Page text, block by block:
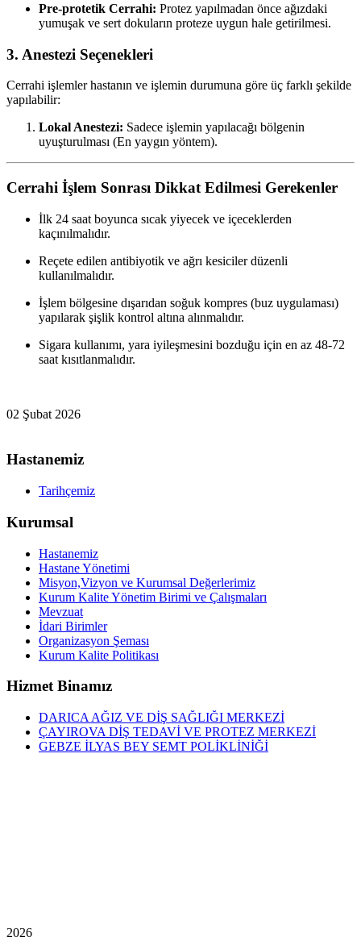
Pre-protetik Cerrahi: Protez yapılmadan önce ağızdaki
yumuşak ve sert dokuların proteze uygun hale getirilmesi.
3. Anestezi Seçenekleri
Cerrahi işlemler hastanın ve işlemin durumuna göre üç farklı şekilde
yapılabilir:
Lokal Anestezi: Sadece işlemin yapılacağı bölgenin
uyuşturulması (En yaygın yöntem).
Cerrahi İşlem Sonrası Dikkat Edilmesi Gerekenler
İlk 24 saat boyunca sıcak yiyecek ve içeceklerden
kaçınılmalıdır.
Reçete edilen antibiyotik ve ağrı kesiciler düzenli
kullanılmalıdır.
İşlem bölgesine dışarıdan soğuk kompres (buz uygulaması)
yapılarak şişlik kontrol altına alınmalıdır.
Sigara kullanımı, yara iyileşmesini bozduğu için en az 48-72
saat kısıtlanmalıdır.
02 Şubat 2026
Hastanemiz
Tarihçemiz
Kurumsal
Hastanemiz
Hastane Yönetimi
Misyon,Vizyon ve Kurumsal Değerlerimiz
Kurum Kalite Yönetim Birimi ve Çalışmaları
Mevzuat
İdari Birimler
Organizasyon Şeması
Kurum Kalite Politikası
Hizmet Binamız
DARICA AĞIZ VE DİŞ SAĞLIĞI MERKEZİ
ÇAYIROVA DİŞ TEDAVİ VE PROTEZ MERKEZİ
GEBZE İLYAS BEY SEMT POLİKLİNİĞİ
2026